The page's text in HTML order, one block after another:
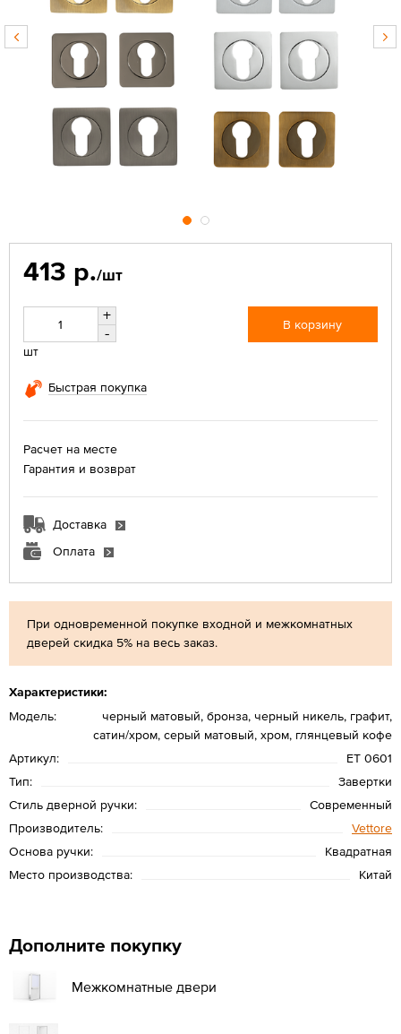
При одновременной покупке входной и межкомнатных
дверей скидка 5% на весь заказ.
Характеристики:
Модель:
черный матовый, бронза, черный никель, графит,
сатин/хром, серый матовый, хром, глянцевый кофе
Артикул:
ET 0601
Тип:
Завертки
Стиль дверной ручки:
Современный
Производитель:
Vettore
Основа ручки:
Квадратная
Место производства:
Китай
413 р./шт
+
-
шт
В корзину
Быстрая покупка
Расчет на месте
Гарантия и возврат
Доставка
Оплата
Дополните покупку
Межкомнатные двери